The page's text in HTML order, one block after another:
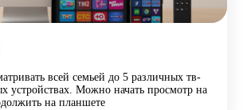
всей семьей до 5 различных тв-
устройствах. Можно начать просмотр на
на планшете